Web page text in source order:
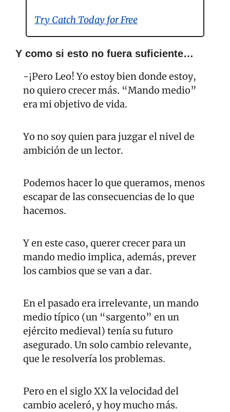
Try Catch Today for Free
Y como si esto no fuera suficiente…
-¡Pero Leo! Yo estoy bien donde estoy,
no quiero crecer más. “Mando medio”
era mi objetivo de vida.
Yo no soy quien para juzgar el nivel de
ambición de un lector.
Podemos hacer lo que queramos, menos
escapar de las consecuencias de lo que
hacemos.
Y en este caso, querer crecer para un
mando medio implica, además, prever
los cambios que se van a dar.
En el pasado era irrelevante, un mando
medio típico (un “sargento” en un
ejército medieval) tenía su futuro
asegurado. Un solo cambio relevante,
que le resolvería los problemas.
Pero en el siglo XX la velocidad del
cambio aceleró, y hoy mucho más.